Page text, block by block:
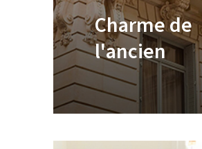
Charme de
l'ancien